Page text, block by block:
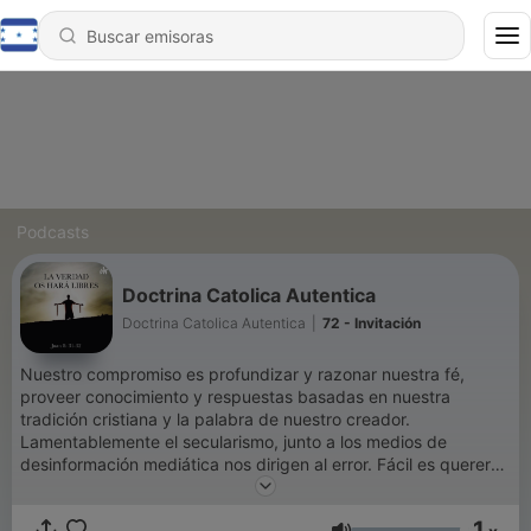
Podcasts
Doctrina Catolica Autentica
Doctrina Catolica Autentica 72 - Invitación
Nuestro compromiso es profundizar y razonar nuestra fé,
proveer conocimiento y respuestas basadas en nuestra
tradición cristiana y la palabra de nuestro creador.
Lamentablemente el secularismo, junto a los medios de
desinformación mediática nos dirigen al error. Fácil es querer
estar bien con el mundo y mientras tanto le damos la espalda a